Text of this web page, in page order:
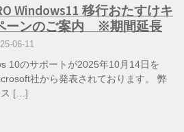
Windows11 移行おたすけキ
ーンのご案内 ※期間延長
06-11
10のサポートが2025年10月14日を
社から発表されております。 弊
ス […]